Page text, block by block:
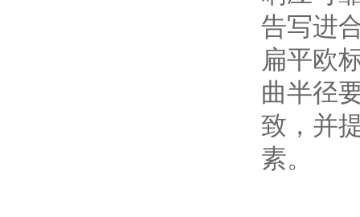
告写进
扁平欧
曲半径
致，并
素。